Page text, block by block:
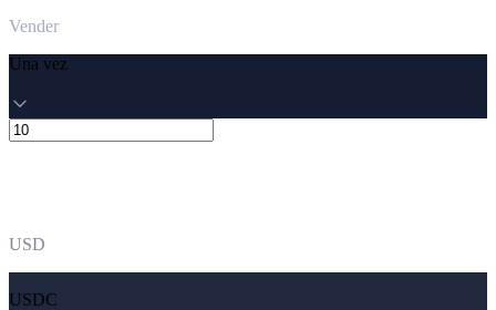
Vender
Una vez
USD
USDC